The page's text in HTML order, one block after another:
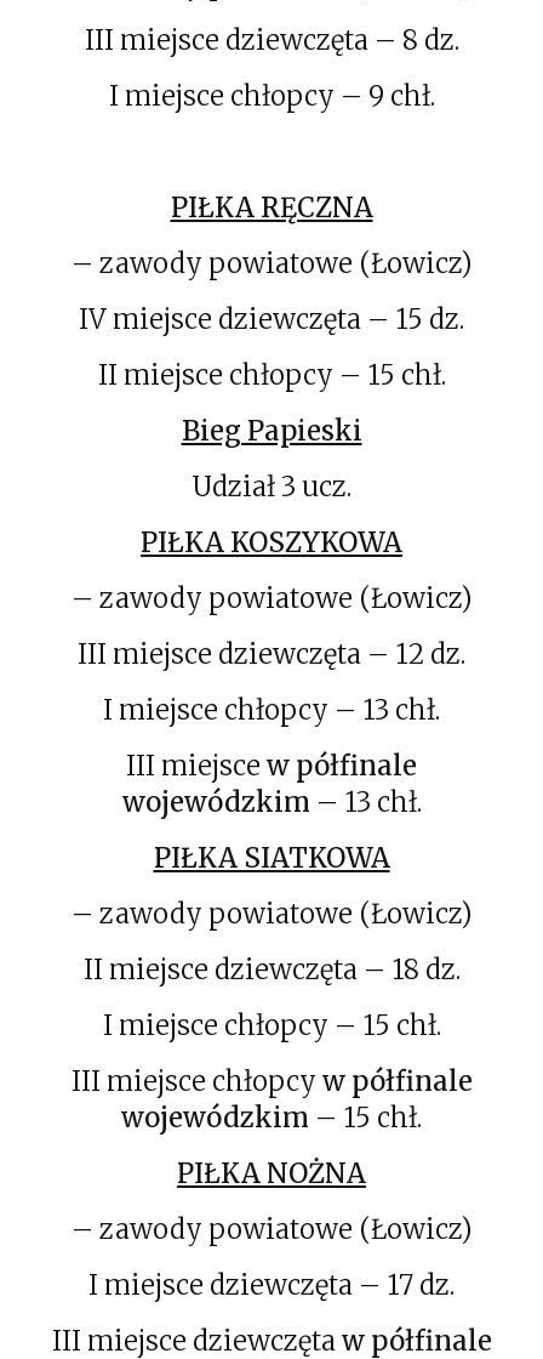
III miejsce dziewczęta – 8 dz.
I miejsce chłopcy – 9 chł.
PIŁKA RĘCZNA
– zawody powiatowe (Łowicz)
IV miejsce dziewczęta – 15 dz.
II miejsce chłopcy – 15 chł.
Bieg Papieski
Udział 3 ucz.
PIŁKA KOSZYKOWA
– zawody powiatowe (Łowicz)
III miejsce dziewczęta – 12 dz.
I miejsce chłopcy – 13 chł.
III miejsce w półfinale
wojewódzkim – 13 chł.
PIŁKA SIATKOWA
– zawody powiatowe (Łowicz)
II miejsce dziewczęta – 18 dz.
I miejsce chłopcy – 15 chł.
III miejsce chłopcy w półfinale
wojewódzkim – 15 chł.
PIŁKA NOŻNA
– zawody powiatowe (Łowicz)
I miejsce dziewczęta – 17 dz.
III miejsce dziewczętaw półfinale